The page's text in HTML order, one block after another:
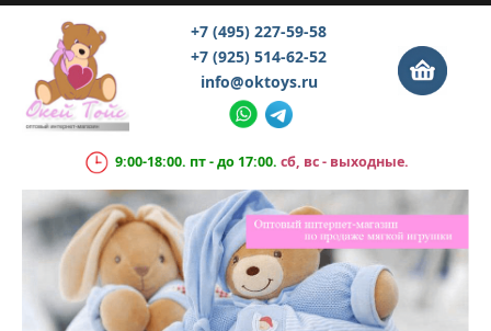
+7 (495) 227-59-58
+7 (925) 514-62-52
info@oktoys.ru
9:00-18:00. пт - до 17:00. сб, вс - выходные.